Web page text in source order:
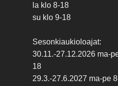
la klo 8-18
su klo 9-18
Sesonkiaukioloajat:
30.11.-27.12.2026 ma-
18
29.3.-27.6.2027 ma-pe